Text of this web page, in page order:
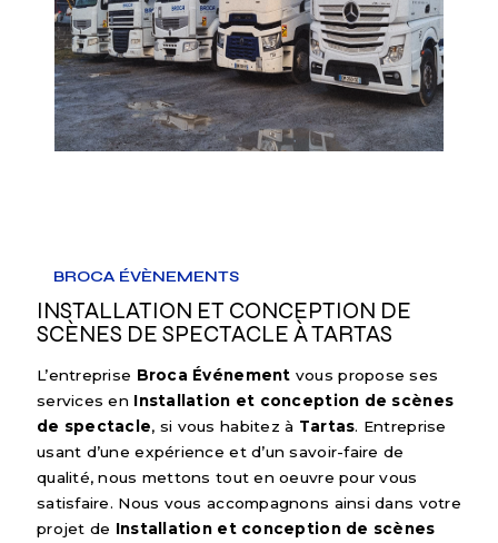
BROCA ÉVÈNEMENTS
INSTALLATION ET CONCEPTION DE
SCÈNES DE SPECTACLE À TARTAS
L’entreprise Broca Événement vous propose ses
services en Installation et conception de scènes
de spectacle, si vous habitez à Tartas. Entreprise
usant d’une expérience et d’un savoir-faire de
qualité, nous mettons tout en oeuvre pour vous
satisfaire. Nous vous accompagnons ainsi dans votre
projet de Installation et conception de scènes